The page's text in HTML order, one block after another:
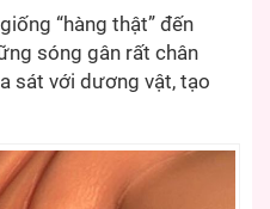
“hàng thật” đến
sóng gân rất chân
sát với dương vật, tạo